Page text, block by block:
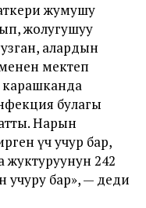
жумушу
жолугушуу
алардын
мектеп
карашканда
булагы
Нарын
үч учур бар,
жуктуруунун 242
учуру бар», — деди